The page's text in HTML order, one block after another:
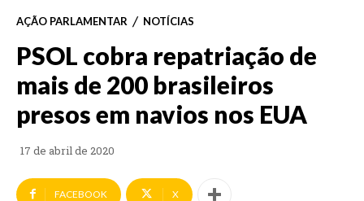
AÇÃO PARLAMENTAR NOTÍCIAS
PSOL cobra repatriação de
mais de 200 brasileiros
presos em navios nos EUA
17 de abril de 2020
FACEBOOK X